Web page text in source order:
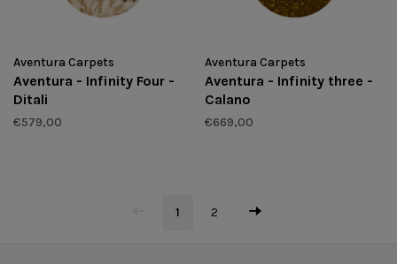
Aventura Carpets
Aventura - Infinity Four -
Ditali
€579,00
Aventura Carpets
Aventura - Infinity three -
Calano
€669,00
1 2